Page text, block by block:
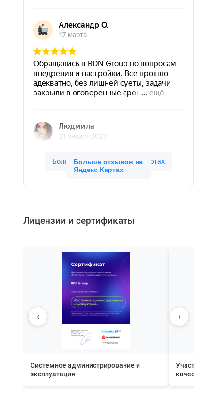
Больше отзывов на
Яндекс Картах
Лицензии и сертификаты
Системное администрирование и
эксплуатация
Участник
качества
‹ ›